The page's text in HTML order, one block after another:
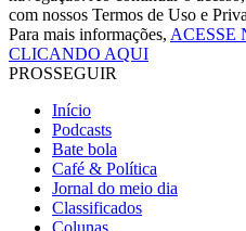
com nossos Termos de Uso e
Para mais informações, ACESSE
CLICANDO AQUI
PROSSEGUIR
Início
Podcasts
Bate bola
Café & Política
Jornal do meio dia
Classificados
Colunas